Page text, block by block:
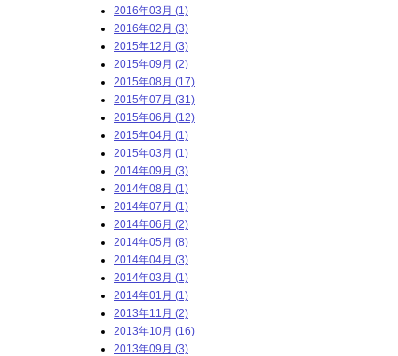
2016年03月 (1)
2016年02月 (3)
2015年12月 (3)
2015年09月 (2)
2015年08月 (17)
2015年07月 (31)
2015年06月 (12)
2015年04月 (1)
2015年03月 (1)
2014年09月 (3)
2014年08月 (1)
2014年07月 (1)
2014年06月 (2)
2014年05月 (8)
2014年04月 (3)
2014年03月 (1)
2014年01月 (1)
2013年11月 (2)
2013年10月 (16)
2013年09月 (3)